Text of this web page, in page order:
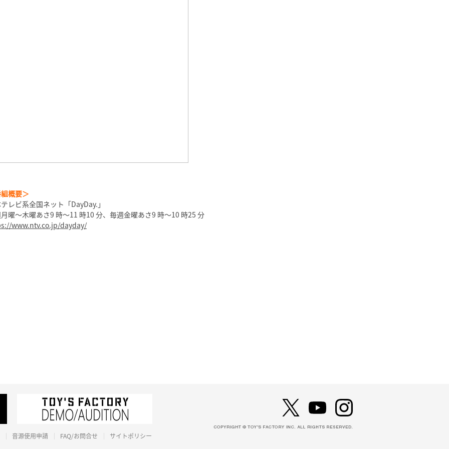
概要＞
テレビ系全国ネット「DayDay.」
曜〜木曜あさ9 時〜11 時10 分、毎週金曜あさ9 時〜10 時25 分
www.ntv.co.jp/dayday/
音源使用申請 FAQ/お問合せ サイトポリシー